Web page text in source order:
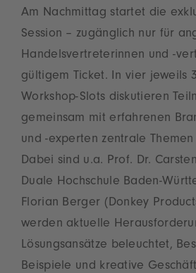
Am Nachmittag startet die
Session – zugänglich nur für
Handelsvertreterinnen und -
gültigem Ticket. In vier jeweils
Workshop-Slots diskutieren
gemeinsam mit erfahrenen
und -experten zentrale
Dabei sind u.a. Prof. Dr.
Duale Hochschule Baden-
Florian Berger (Donkey
werden aktuelle
Lösungsansätze beleuchtet,
Beispiele und kreative